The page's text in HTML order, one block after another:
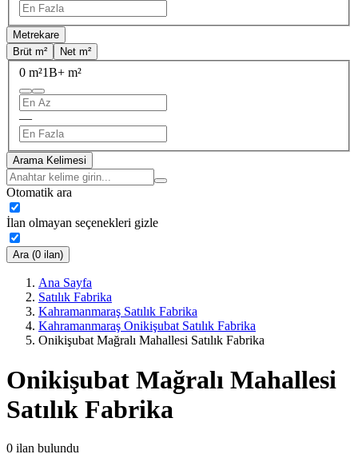
Metrekare
Brüt m²
Net m²
0 m²1B+ m²
—
Arama Kelimesi
Otomatik ara
İlan olmayan seçenekleri gizle
Ara (0 ilan)
Ana Sayfa
Satılık Fabrika
Kahramanmaraş Satılık Fabrika
Kahramanmaraş Onikişubat Satılık Fabrika
Onikişubat Mağralı Mahallesi Satılık Fabrika
Onikişubat Mağralı Mahallesi
Satılık Fabrika
0 ilan bulundu